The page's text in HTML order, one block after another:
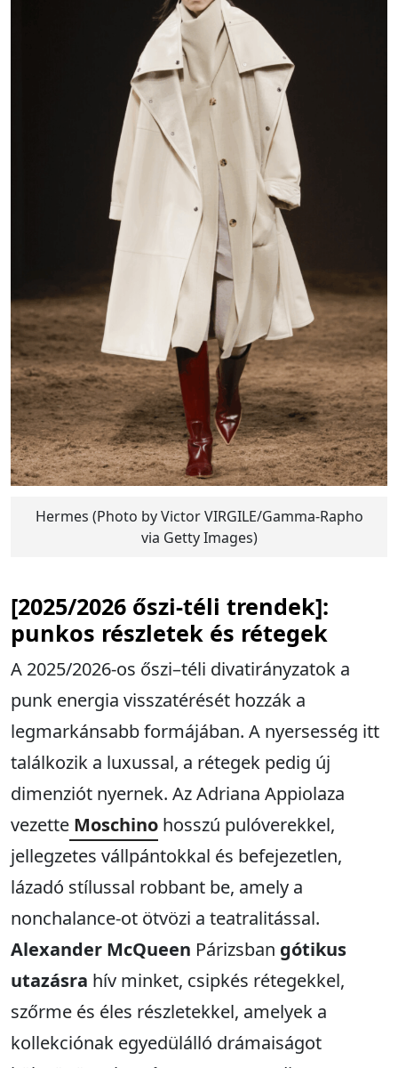
Hermes (Photo by Victor VIRGILE/Gamma-Rapho
via Getty Images)
[2025/2026 őszi-téli trendek]:
punkos részletek és rétegek
A 2025/2026-os őszi–téli divatirányzatok a
punk energia visszatérését hozzák a
legmarkánsabb formájában. A nyersesség itt
találkozik a luxussal, a rétegek pedig új
dimenziót nyernek. Az Adriana Appiolaza
vezette Moschino hosszú pulóverekkel,
jellegzetes vállpántokkal és befejezetlen,
lázadó stílussal robbant be, amely a
nonchalance-ot ötvözi a teatralitással.
Alexander McQueen Párizsban gótikus
utazásra hív minket, csipkés rétegekkel,
szőrme és éles részletekkel, amelyek a
kollekciónak egyedülálló drámaiságot